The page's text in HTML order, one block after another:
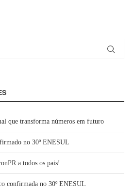
que transforma números em futuro
no 30º ENESUL
a todos os pais!
confirmada no 30º ENESUL